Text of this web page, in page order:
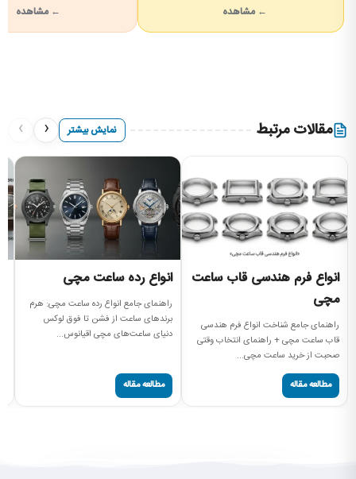
← مشاهده ← مشاهده
مقالات مرتبط نمایش بیشتر ‹
›
انواع فرم هندسی قاب ساعت
مچی
راهنمای جامع شناخت انواع فرم هندسی
قاب ساعت مچی + راهنمای انتخاب وقتی
صحبت از خرید ساعت مچی...
مطالعه مقاله
انواع رده ساعت مچی
راهنمای جامع انواع رده ساعت مچی: هرم
برندهای ساعت از فشن تا فوق لوکس
دنیای ساعت‌های مچی اقیانوس...
مطالعه مقاله